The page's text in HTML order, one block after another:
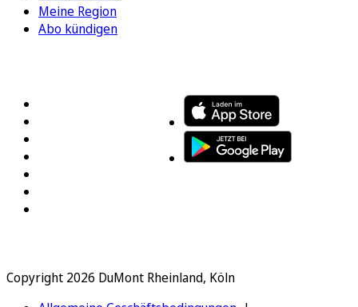
Meine Region
Abo kündigen
Copyright 2026 DuMont Rheinland, Köln